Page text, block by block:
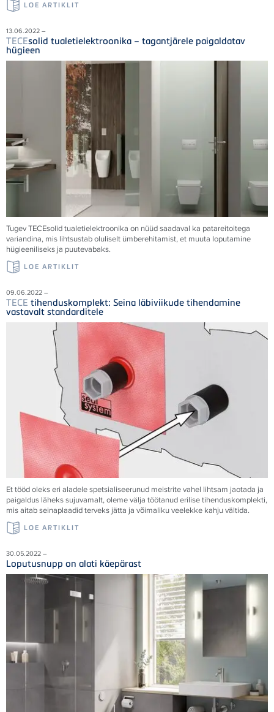
LOE ARTIKLIT
13.06.2022 –
TECEsolid tualetielektroonika – tagantjärele paigaldatav
hügieen
TugevTECEsolid tualetielektroonika on nüüd saadaval ka patareitoitega
variandina, mis lihtsustab oluliselt ümberehitamist, et muuta loputamine
hügieeniliseks ja puutevabaks.
LOE ARTIKLIT
09.06.2022 –
TECE tihenduskomplekt: Seina läbiviikude tihendamine
vastavalt standarditele
Et tööd oleks eri aladele spetsialiseerunud meistrite vahel lihtsam jaotada ja
paigaldus läheks sujuvamalt, oleme välja töötanud erilise tihenduskomplekti,
mis aitab seinaplaadid terveks jätta ja võimaliku veelekke kahju vältida.
LOE ARTIKLIT
30.05.2022 –
Loputusnupp on alati käepärast